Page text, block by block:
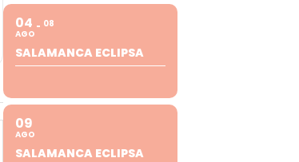
04
AGO
08
SALAMANCA ECLIPSA
09
AGO
SALAMANCA ECLIPSA